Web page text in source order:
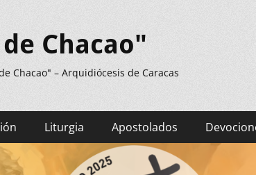
Chacao"
Chacao" – Arquidiócesis de Caracas
Liturgia Apostolados